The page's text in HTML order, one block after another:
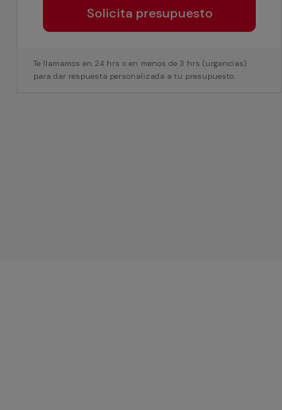
Solicita presupuesto
Te llamamos en 24 hrs o en menos de 3 hrs (urgencias)
para dar respuesta personalizada a tu presupuesto.